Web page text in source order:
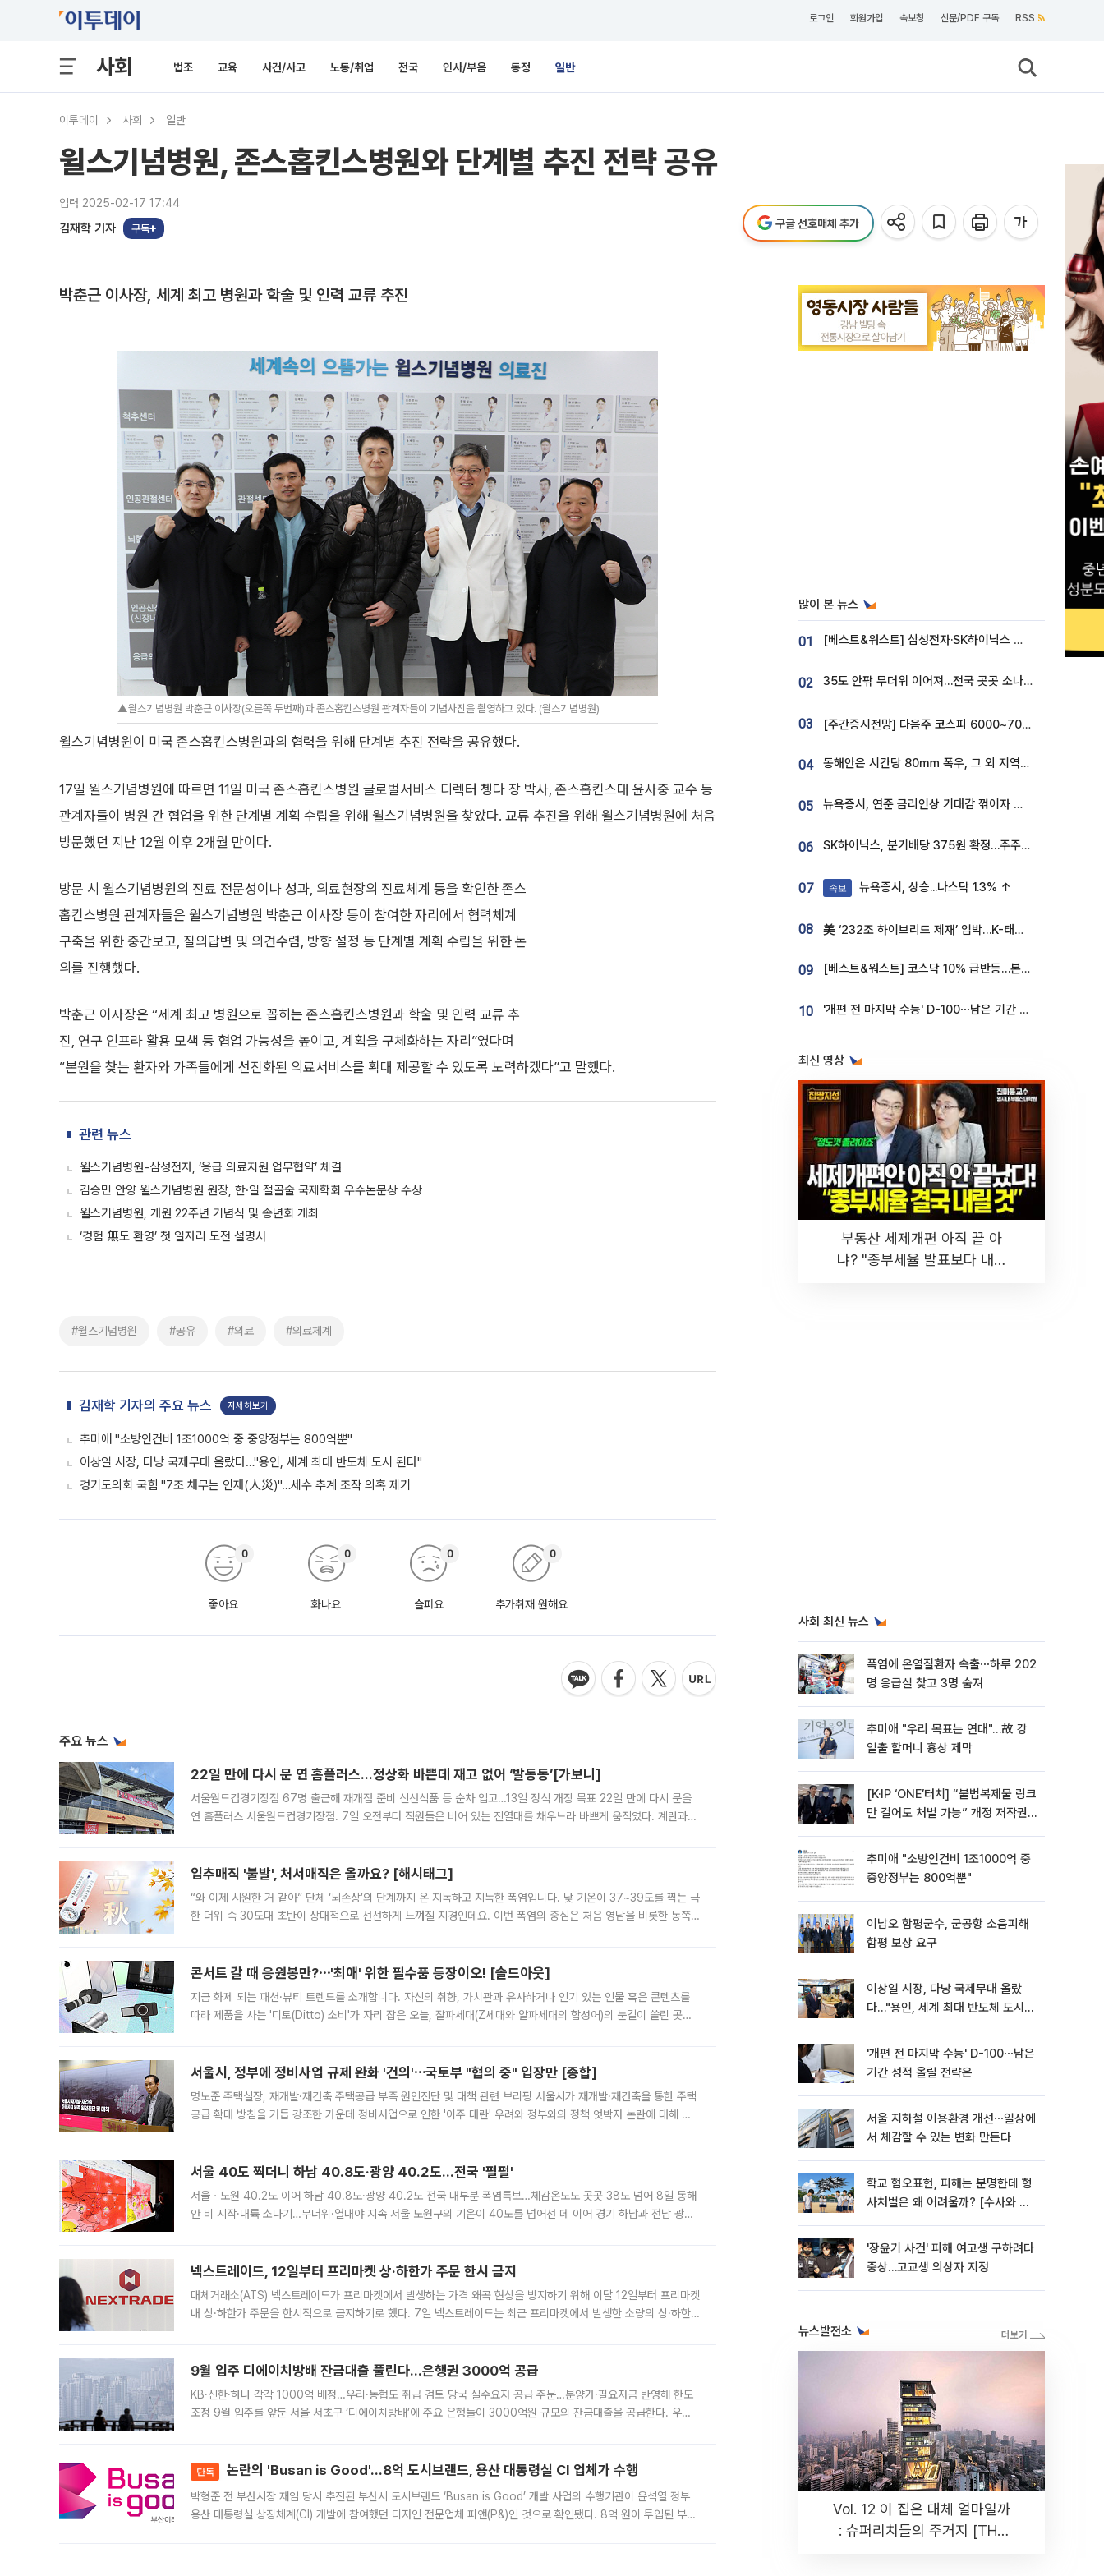
로그인 회원가입 속보창 신문/PDF 구독 RSS
사회 법조 교육 사건/사고 노동/취업 전국 인사/부음 동정 일반
이투데이 사회 일반
윌스기념병원, 존스홉킨스병원와 단계별 추진 전략 공유
입력 2025-02-17 17:44
김재학 기자 구독 구글 선호매체 추가
박춘근 이사장, 세계 최고 병원과 학술 및 인력 교류 추진
▲윌스기념병원 박춘근 이사장(오른쪽 두번째)과 존스홉킨스병원 관계자들이 기념사진을 촬영하고 있다. (윌스기념병원)
윌스기념병원이 미국 존스홉킨스병원과의 협력을 위해 단계별 추진 전략을 공유했다.
17일 윌스기념병원에 따르면 11일 미국 존스홉킨스병원 글로벌서비스 디렉터 쳉다 장 박사, 존스홉킨스대 윤사중 교수 등
관계자들이 병원 간 협업을 위한 단계별 계획 수립을 위해 윌스기념병원을 찾았다. 교류 추진을 위해 윌스기념병원에 처음
방문했던 지난 12월 이후 2개월 만이다.
방문 시 윌스기념병원의 진료 전문성이나 성과, 의료현장의 진료체계 등을 확인한 존스
홉킨스병원 관계자들은 윌스기념병원 박춘근 이사장 등이 참여한 자리에서 협력체계
구축을 위한 중간보고, 질의답변 및 의견수렴, 방향 설정 등 단계별 계획 수립을 위한 논
의를 진행했다.
박춘근 이사장은 “세계 최고 병원으로 꼽히는 존스홉킨스병원과 학술 및 인력 교류 추
진, 연구 인프라 활용 모색 등 협업 가능성을 높이고, 계획을 구체화하는 자리”였다며
“본원을 찾는 환자와 가족들에게 선진화된 의료서비스를 확대 제공할 수 있도록 노력하겠다”고 말했다.
관련 뉴스
윌스기념병원-삼성전자, ‘응급 의료지원 업무협약’ 체결
김승민 안양 윌스기념병원 원장, 한·일 절골술 국제학회 우수논문상 수상
윌스기념병원, 개원 22주년 기념식 및 송년회 개최
‘경험 無도 환영’ 첫 일자리 도전 설명서
#윌스기념병원 #공유 #의료 #의료체계
김재학 기자의 주요 뉴스 자세히보기
추미애 "소방인건비 1조1000억 중 중앙정부는 800억뿐"
이상일 시장, 다낭 국제무대 올랐다…"용인, 세계 최대 반도체 도시 된다"
경기도의회 국힘 "7조 채무는 인재(人災)"…세수 추계 조작 의혹 제기
좋아요
0
화나요
0
슬퍼요
0
추가취재 원해요
0
주요 뉴스
22일 만에 다시 문 연 홈플러스…정상화 바쁜데 재고 없어 ‘발동동’[가보니]
서울월드컵경기장점 67명 출근해 재개점 준비 신선식품 등 순차 입고…13일 정식 개장 목표 22일 만에 다시 문을
연 홈플러스 서울월드컵경기장점. 7일 오전부터 직원들은 비어 있는 진열대를 채우느라 바쁘게 움직였다. 계란과
입추매직 '불발', 처서매직은 올까요? [해시태그]
“와 이제 시원한 거 같아” 단체 ‘뇌손상’의 단계까지 온 지독하고 지독한 폭염입니다. 낮 기온이 37~39도를 찍는 극
한 더위 속 30도대 초반이 상대적으로 선선하게 느껴질 지경인데요. 이번 폭염의 중심은 처음 영남을 비롯한 동쪽
콘서트 갈 때 응원봉만?⋯'최애' 위한 필수품 등장이오! [솔드아웃]
지금 화제 되는 패션·뷰티 트렌드를 소개합니다. 자신의 취향, 가치관과 유사하거나 인기 있는 인물 혹은 콘텐츠를
따라 제품을 사는 '디토(Ditto) 소비'가 자리 잡은 오늘, 잘파세대(Z세대와 알파세대의 합성어)의 눈길이 쏠린 곳은
서울시, 정부에 정비사업 규제 완화 '건의'⋯국토부 "협의 중" 입장만 [종합]
명노준 주택실장, 재개발·재건축 주택공급 부족 원인진단 및 대책 관련 브리핑 서울시가 재개발·재건축을 통한 주택
공급 확대 방침을 거듭 강조한 가운데 정비사업으로 인한 '이주 대란' 우려와 정부와의 정책 엇박자 논란에 대해 정
서울 40도 찍더니 하남 40.8도·광양 40.2도…전국 '펄펄'
서울ㆍ노원 40.2도 이어 하남 40.8도·광양 40.2도 전국 대부분 폭염특보…체감온도도 곳곳 38도 넘어 8일 동해
안 비 시작·내륙 소나기…무더위·열대야 지속 서울 노원구의 기온이 40도를 넘어선 데 이어 경기 하남과 전남 광양
넥스트레이드, 12일부터 프리마켓 상·하한가 주문 한시 금지
대체거래소(ATS) 넥스트레이드가 프리마켓에서 발생하는 가격 왜곡 현상을 방지하기 위해 이달 12일부터 프리마켓
내 상·하한가 주문을 한시적으로 금지하기로 했다. 7일 넥스트레이드는 최근 프리마켓에서 발생한 소량의 상·하한
9월 입주 디에이치방배 잔금대출 풀린다…은행권 3000억 공급
KB·신한·하나 각각 1000억 배정…우리·농협도 취급 검토 당국 실수요자 공급 주문…분양가·필요자금 반영해 한도
조정 9월 입주를 앞둔 서울 서초구 ‘디에이치방배’에 주요 은행들이 3000억원 규모의 잔금대출을 공급한다. 우리
단독 논란의 'Busan is Good'…8억 도시브랜드, 용산 대통령실 CI 업체가 수행
박형준 전 부산시장 재임 당시 추진된 부산시 도시브랜드 ‘Busan is Good’ 개발 사업의 수행기관이 윤석열 정부
용산 대통령실 상징체계(CI) 개발에 참여했던 디자인 전문업체 피앤(P&)인 것으로 확인됐다. 8억 원이 투입된 부산
많이 본 뉴스
01 [베스트&워스트] 삼성전자·SK하이닉스 밀린 한 주…상상인증권은 85% 급등
02 35도 안팎 무더위 이어져…전국 곳곳 소나기 [오늘 날씨]
03 [주간증시전망] 다음주 코스피 6000~7000⋯“外人 수급은 정책이 변수”
04 동해안은 시간당 80㎜ 폭우, 그 외 지역은 폭염…‘극과 극 날씨’
05 뉴욕증시, 연준 금리인상 기대감 꺾이자 상승...S&P500 사상 최고치 [종합]
06 SK하이닉스, 분기배당 375원 확정…주주환원책 9월로 앞당겨 발표
07 속보 뉴욕증시, 상승...나스닥 1.3% ↑
08 美 ‘232조 하이브리드 제재’ 임박…K-태양광, 불확실성 털고 날개 다나
09 [베스트&워스트] 코스닥 10% 급반등…본느, 최대주주 변경 기대에 270% 폭등
10 '개편 전 마지막 수능' D-100⋯남은 기간 성적 올릴 전략은
최신 영상
부동산 세제개편 아직 끝 아
냐? "종부세율 발표보다 내릴
사회 최신 뉴스
폭염에 온열질환자 속출⋯하루 202
명 응급실 찾고 3명 숨져
추미애 "우리 목표는 연대"…故 강
일출 할머니 흉상 제막
[K·IP ‘ONE’터치] “불법복제물 링크
만 걸어도 처벌 가능” 개정 저작권
추미애 "소방인건비 1조1000억 중
중앙정부는 800억뿐"
이남오 함평군수, 군공항 소음피해
함평 보상 요구
이상일 시장, 다낭 국제무대 올랐
다…"용인, 세계 최대 반도체 도시
'개편 전 마지막 수능' D-100⋯남은
기간 성적 올릴 전략은
서울 지하철 이용환경 개선⋯일상에
서 체감할 수 있는 변화 만든다
학교 혐오표현, 피해는 분명한데 형
사처벌은 왜 어려울까? [수사와 재
'장윤기 사건' 피해 여고생 구하려다
중상…고교생 의상자 지정
뉴스발전소
Vol. 12 이 집은 대체 얼마일까
: 슈퍼리치들의 주거지 [THE